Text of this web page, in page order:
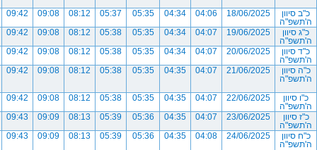
כ"ב סיוון
ה'תשפ"ה
18/06/2025
04:06
04:34
05:35
05:37
08:12
09:08
09:42
כ"ג סיוון
ה'תשפ"ה
19/06/2025
04:07
04:34
05:35
05:38
08:12
09:08
09:42
כ"ד סיוון
ה'תשפ"ה
20/06/2025
04:07
04:34
05:35
05:38
08:12
09:08
09:42
כ"ה סיוון
ה'תשפ"ה
21/06/2025
04:07
04:35
05:35
05:38
08:12
09:08
09:42
כ"ו סיוון
ה'תשפ"ה
22/06/2025
04:07
04:35
05:35
05:38
08:12
09:08
09:42
כ"ז סיוון
ה'תשפ"ה
23/06/2025
04:07
04:35
05:36
05:39
08:13
09:09
09:43
כ"ח סיוון
ה'תשפ"ה
24/06/2025
04:08
04:35
05:36
05:39
08:13
09:09
09:43